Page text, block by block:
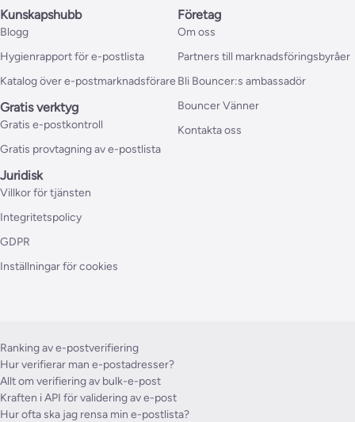
Kunskapshubb
Blogg
Hygienrapport för e-postlista
Katalog över e-postmarknadsförare
Gratis verktyg
Gratis e-postkontroll
Gratis provtagning av e-postlista
Företag
Om oss
Partners till marknadsföringsbyråer
Bli Bouncer:s ambassadör
Bouncer Vänner
Kontakta oss
Juridisk
Villkor för tjänsten
Integritetspolicy
GDPR
Inställningar för cookies
Ranking av e-postverifiering
Hur verifierar man e-postadresser?
Allt om verifiering av bulk-e-post
Kraften i API för validering av e-post
Hur ofta ska jag rensa min e-postlista?